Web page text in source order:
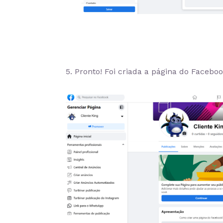
5. Pronto! Foi criada a página do